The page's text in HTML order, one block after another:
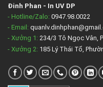
Đinh Phan - In UV DP
- Hotline/Zalo: 0947.98.0022
- Email:
- Xưởng 1: 234/3 Tô Ngọc Vân,
- Xưởng 2: 185 Lý Thái Tổ,